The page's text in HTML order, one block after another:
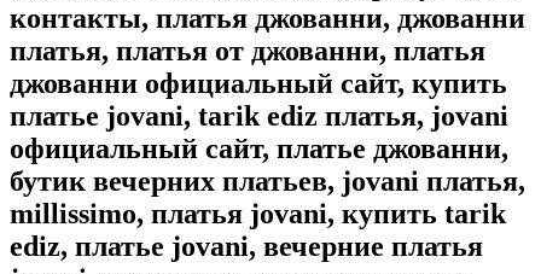
контакты, платья джованни, джованни
платья, платья от джованни, платья
джованни официальный сайт, купить
платье jovani, tarik ediz платья, jovani
официальный сайт, платье джованни,
бутик вечерних платьев, jovani платья,
millissimo, платья jovani, купить tarik
ediz, платье jovani, вечерние платья